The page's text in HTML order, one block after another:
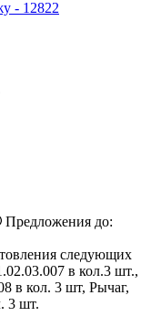
Предложения до:
следующих
в кол.3 шт.,
в кол. 3 шт, Рычаг,
3 шт.